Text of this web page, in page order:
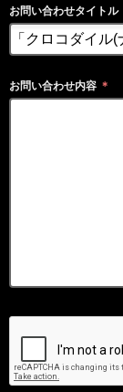
お問い合わせタイトル
お問い合わせ内容 ＊